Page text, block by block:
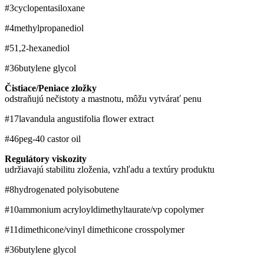
#3cyclopentasiloxane
#4methylpropanediol
#51,2-hexanediol
#36butylene glycol
Čistiace/Peniace zložky
odstraňujú nečistoty a mastnotu, môžu vytvárať penu
#17lavandula angustifolia flower extract
#46peg-40 castor oil
Regulátory viskozity
udržiavajú stabilitu zloženia, vzhľadu a textúry produktu
#8hydrogenated polyisobutene
#10ammonium acryloyldimethyltaurate/vp copolymer
#11dimethicone/vinyl dimethicone crosspolymer
#36butylene glycol